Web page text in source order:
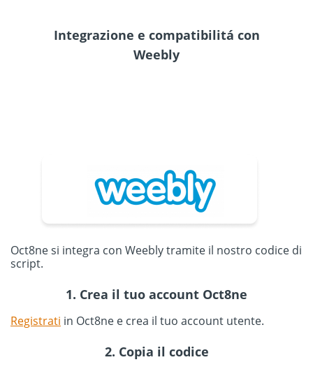
Integrazione e compatibilitá con
Weebly
Oct8ne si integra con Weebly tramite il nostro codice di
script.
1. Crea il tuo account Oct8ne
Registrati in Oct8ne e crea il tuo account utente.
2. Copia il codice